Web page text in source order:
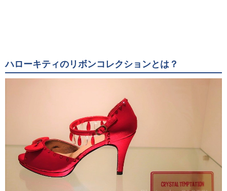
ハローキティのリボンコレクションとは？